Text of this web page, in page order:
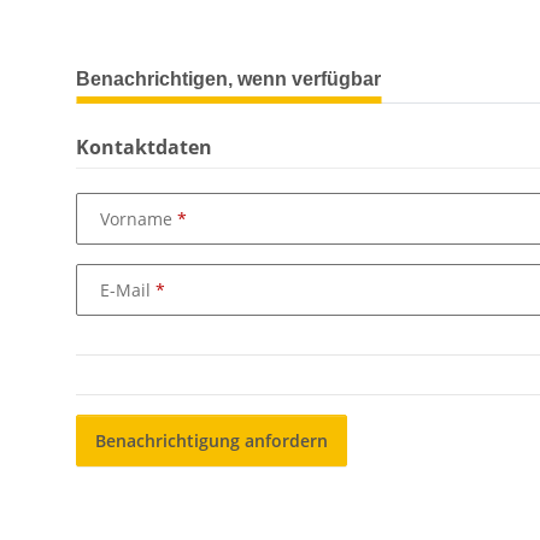
weitere Registerkarten anzeigen
Benachrichtigen, wenn verfügbar
Kontaktdaten
Vorname
E-Mail
Benachrichtigung anfordern